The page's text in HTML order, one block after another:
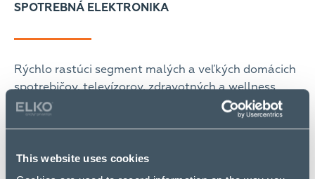
This website uses cookies
SPOTREBNÁ ELEKTRONIKA
Rýchlo rastúci segment malých a veľkých domácich
spotrebičov, televízorov, zdravotných a wellness
produktov, elektrických kolobežiek a iných.
RIEŠENIA